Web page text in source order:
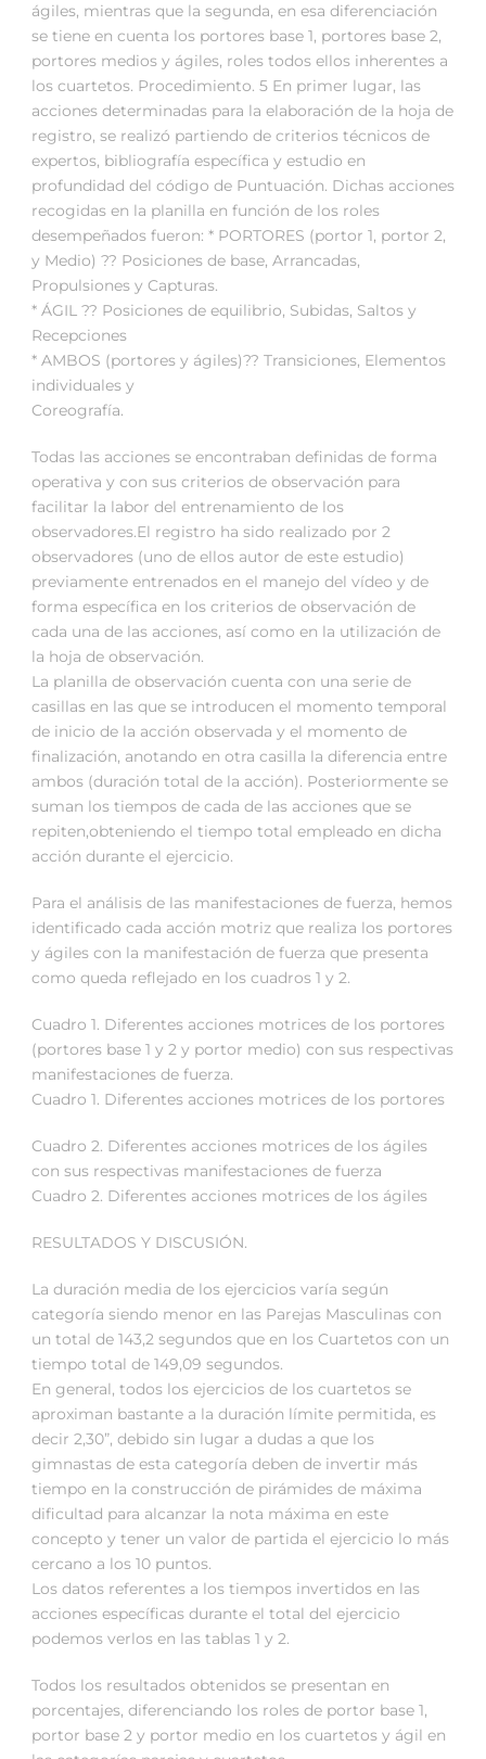
ágiles, mientras que la segunda, en esa diferenciación
se tiene en cuenta los portores base 1, portores base 2,
portores medios y ágiles, roles todos ellos inherentes a
los cuartetos. Procedimiento. 5 En primer lugar, las
acciones determinadas para la elaboración de la hoja de
registro, se realizó partiendo de criterios técnicos de
expertos, bibliografía específica y estudio en
profundidad del código de Puntuación. Dichas acciones
recogidas en la planilla en función de los roles
desempeñados fueron: * PORTORES (portor 1, portor 2,
y Medio) ?? Posiciones de base, Arrancadas,
Propulsiones y Capturas.
* ÁGIL ?? Posiciones de equilibrio, Subidas, Saltos y
Recepciones
* AMBOS (portores y ágiles)?? Transiciones, Elementos
individuales y
Coreografía.
Todas las acciones se encontraban definidas de forma
operativa y con sus criterios de observación para
facilitar la labor del entrenamiento de los
observadores.El registro ha sido realizado por 2
observadores (uno de ellos autor de este estudio)
previamente entrenados en el manejo del vídeo y de
forma específica en los criterios de observación de
cada una de las acciones, así como en la utilización de
la hoja de observación.
La planilla de observación cuenta con una serie de
casillas en las que se introducen el momento temporal
de inicio de la acción observada y el momento de
finalización, anotando en otra casilla la diferencia entre
ambos (duración total de la acción). Posteriormente se
suman los tiempos de cada de las acciones que se
repiten,obteniendo el tiempo total empleado en dicha
acción durante el ejercicio.
Para el análisis de las manifestaciones de fuerza, hemos
identificado cada acción motriz que realiza los portores
y ágiles con la manifestación de fuerza que presenta
como queda reflejado en los cuadros 1 y 2.
Cuadro 1. Diferentes acciones motrices de los portores
(portores base 1 y 2 y portor medio) con sus respectivas
manifestaciones de fuerza.
Cuadro 1. Diferentes acciones motrices de los portores
Cuadro 2. Diferentes acciones motrices de los ágiles
con sus respectivas manifestaciones de fuerza
Cuadro 2. Diferentes acciones motrices de los ágiles
RESULTADOS Y DISCUSIÓN.
La duración media de los ejercicios varía según
categoría siendo menor en las Parejas Masculinas con
un total de 143,2 segundos que en los Cuartetos con un
tiempo total de 149,09 segundos.
En general, todos los ejercicios de los cuartetos se
aproximan bastante a la duración límite permitida, es
decir 2,30”, debido sin lugar a dudas a que los
gimnastas de esta categoría deben de invertir más
tiempo en la construcción de pirámides de máxima
dificultad para alcanzar la nota máxima en este
concepto y tener un valor de partida el ejercicio lo más
cercano a los 10 puntos.
Los datos referentes a los tiempos invertidos en las
acciones específicas durante el total del ejercicio
podemos verlos en las tablas 1 y 2.
Todos los resultados obtenidos se presentan en
porcentajes, diferenciando los roles de portor base 1,
portor base 2 y portor medio en los cuartetos y ágil en